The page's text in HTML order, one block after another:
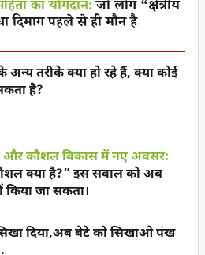
का योगदान:जो लोग “क्षेत्रीय
दिमाग पहले से ही मौन है
अन्य तरीके क्या हो रहे हैं, क्या कोई
है?
और कौशल विकास में नए अवसर:
क्या है?” इस सवाल को अब
जा सकता।
दिया,अब बेटे को सिखाओ पंख